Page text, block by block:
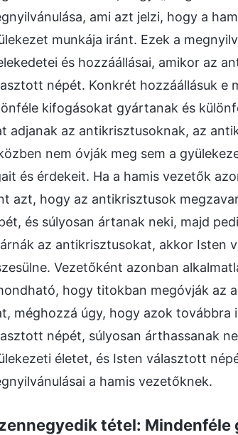
ami azt jelzi, hogy a
munkája iránt. Ezek a
és hozzáállásai, amikor az
népét. Konkrét hozzáállásuk e
kifogásokat gyártanak és
adjanak az antikrisztusoknak, az
nem óvják meg sem a
és érdekeit. Ha a hamis vezetők
azt, hogy az antikrisztusok
és súlyosan ártanak neki, majd
az antikrisztusokat, akkor Isten
Vezetőként azonban
hogy titokban megóvják az
méghozzá úgy, hogy azok továbbra
népét, súlyosan árthassanak
életet, és Isten választott
a hamis vezetőknek.
tétel: